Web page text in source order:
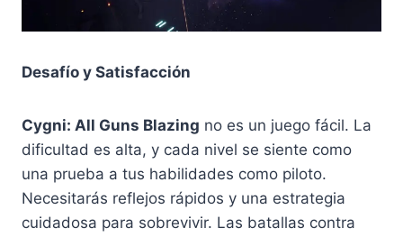
Desafío y Satisfacción
Cygni: All Guns Blazing no es un juego fácil. La
dificultad es alta, y cada nivel se siente como
una prueba a tus habilidades como piloto.
Necesitarás reflejos rápidos y una estrategia
cuidadosa para sobrevivir. Las batallas contra